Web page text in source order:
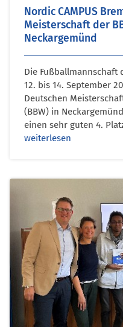
Nordic CAMPUS
Meisterschaft der
Neckargemünd
Die Fußballmannschaft
12. bis 14. September
Deutschen
(BBW) in
einen sehr guten 4.
weiterlesen